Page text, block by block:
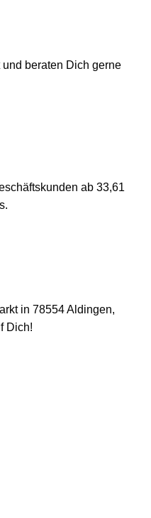
beraten Dich gerne
ab 33,61
in 78554 Aldingen,
Dich!